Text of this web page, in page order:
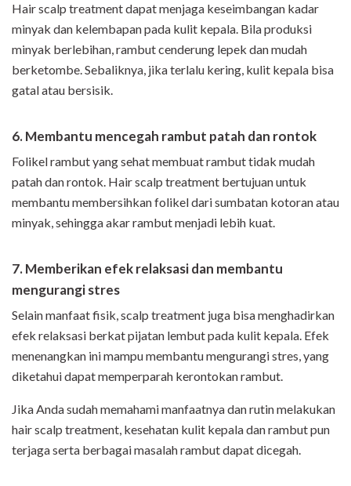
Hair scalp treatment dapat menjaga keseimbangan kadar
minyak dan kelembapan pada kulit kepala. Bila produksi
minyak berlebihan, rambut cenderung lepek dan mudah
berketombe. Sebaliknya, jika terlalu kering, kulit kepala bisa
gatal atau bersisik.
6.Membantu mencegah rambut patah dan rontok
Folikel rambut yang sehat membuat rambut tidak mudah
patah dan rontok. Hair scalp treatment bertujuan untuk
membantu membersihkan folikel dari sumbatan kotoran atau
minyak, sehingga akar rambut menjadi lebih kuat.
7. Memberikan efek relaksasi dan membantu
mengurangi stres
Selain manfaat fisik, scalp treatment juga bisa menghadirkan
efek relaksasi berkat pijatan lembut pada kulit kepala. Efek
menenangkan ini mampu membantu mengurangi stres, yang
diketahui dapat memperparah kerontokan rambut.
Jika Anda sudah memahami manfaatnya dan rutin melakukan
hair scalp treatment, kesehatan kulit kepala dan rambut pun
terjaga serta berbagai masalah rambut dapat dicegah.